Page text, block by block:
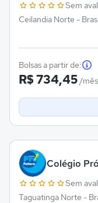
Sem
Ceilandia Norte -
Bolsas a partir de:
R$ 734,45/mês
Colégio
Sem
Taguatinga Norte -